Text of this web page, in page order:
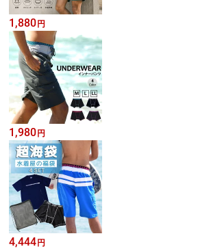
1,880 円
1,980 円
4,444 円